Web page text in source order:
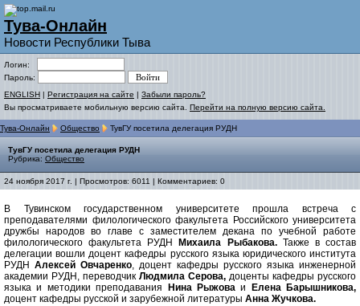
Тува-Онлайн
Новости Республики Тыва
Логин:
Пароль:
ENGLISH | Регистрация на сайте | Забыли пароль?
Вы просматриваете мобильную версию сайта. Перейти на полную версию сайта.
Тува-Онлайн Общество ТувГУ посетила делегация РУДН
ТувГУ посетила делегация РУДН
Рубрика: Общество
24 ноября 2017 г. | Просмотров: 6011 | Комментариев: 0
В Тувинском государственном университете прошла встреча с
преподавателями филологического факультета Российского университета
дружбы народов во главе с заместителем декана по учебной работе
филологического факультета РУДН
Михаила Рыбакова.Также в состав
делегации вошли доцент кафедры русского языка юридического института
РУДН Алексей Овчаренко, доцент кафедры русского языка инженерной
академии РУДН, переводчик Людмила Серова, доценты кафедры русского
языка и методики преподавания
Нина Рыжоваи
Елена Барышникова,
доцент кафедры русской и зарубежной литературы Анна Жучкова.